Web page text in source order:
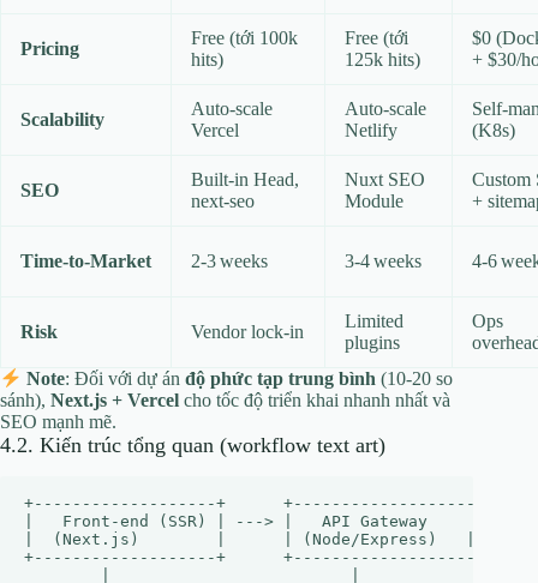
Pricing
Free (tới 100k
hits)
Free (tới
125k hits)
$0
+ $30/
Scalability
Auto‑scale
Vercel
Auto‑scale
Netlify
(K8s)
SEO
Built‑in Head,
next‑seo
Nuxt SEO
Module
Custom
+
Time‑to‑Market 2‑3 weeks 3‑4 weeks 4‑6
Risk Vendor lock‑in
Limited
plugins
Ops
Note: Đối với dự ánđộ phức tạp trung bình (10‑20 so
sánh), Next.js + Vercel cho tốc độ triển khai nhanh nhất và
SEO mạnh mẽ.
4.2. Kiến trúc tổng quan (workflow text art)
+-------------------+      +-------------------+
|   Front‑end (SSR) | ---> |   API Gateway     |
|  (Next.js)        |      | (Node/Express)   |      |
+-------------------+      +-------------------+